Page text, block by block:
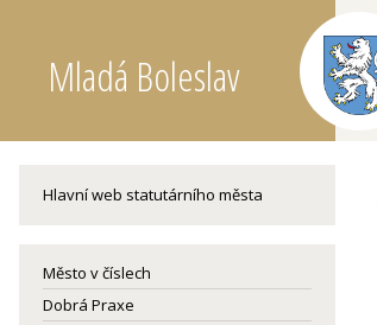
Mladá Boleslav
Hlavní web statutárního města
Město v číslech
Dobrá Praxe